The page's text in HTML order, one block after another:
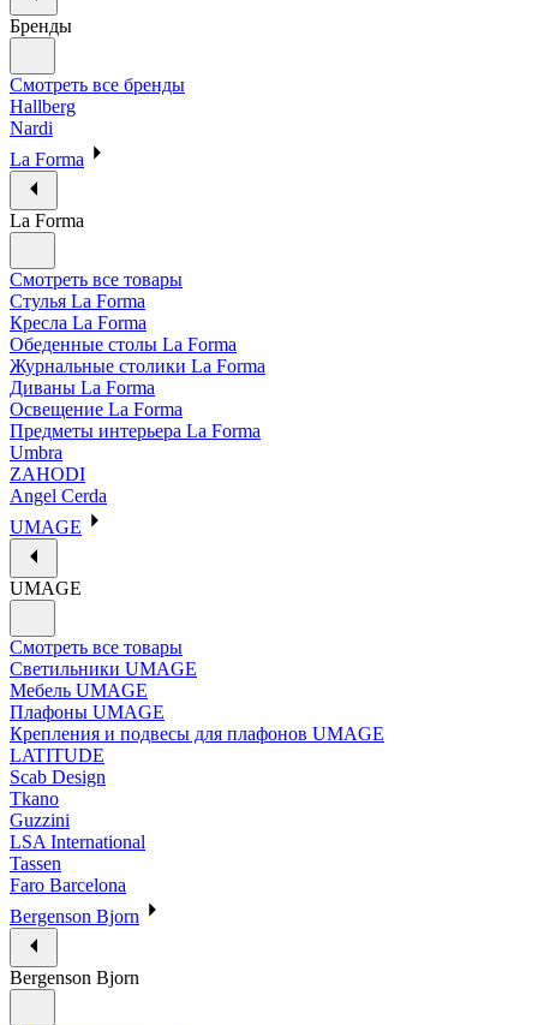
Бренды
Смотреть все бренды
Hallberg
Nardi
La Forma
La Forma
Смотреть все товары
Стулья La Forma
Кресла La Forma
Обеденные столы La Forma
Журнальные столики La Forma
Диваны La Forma
Освещение La Forma
Предметы интерьера La Forma
Umbra
ZAHODI
Angel Cerda
UMAGE
UMAGE
Смотреть все товары
Светильники UMAGE
Мебель UMAGE
Плафоны UMAGE
Крепления и подвесы для плафонов UMAGE
LATITUDE
Scab Design
Tkano
Guzzini
LSA International
Tassen
Faro Barcelona
Bergenson Bjorn
Bergenson Bjorn